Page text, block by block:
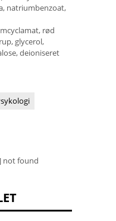
natriumbenzoat,
rød
glycerol,
deioniseret
not found